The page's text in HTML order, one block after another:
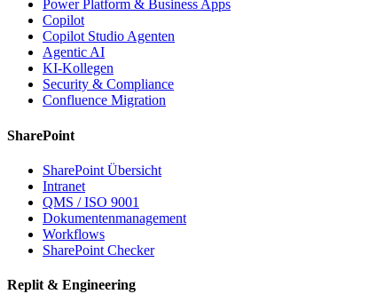
Power Platform & Business Apps
Copilot
Copilot Studio Agenten
Agentic AI
KI-Kollegen
Security & Compliance
Confluence Migration
SharePoint
SharePoint Übersicht
Intranet
QMS / ISO 9001
Dokumentenmanagement
Workflows
SharePoint Checker
Replit & Engineering